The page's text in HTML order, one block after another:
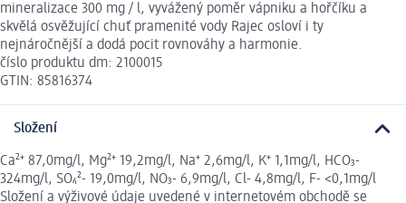
mineralizace 300 mg / l, vyvážený poměr vápniku a hořčíku a
skvělá osvěžující chuť pramenité vody Rajec osloví i ty
nejnáročnější a dodá pocit rovnováhy a harmonie.
číslo produktu dm: 2100015
GTIN: 85816374
Složení
Ca²⁺ 87,0mg/l, Mg²⁺ 19,2mg/l, Na⁺ 2,6mg/l, K⁺ 1,1mg/l, HCO₃-
324mg/l, SO₄²- 19,0mg/l, NO₃- 6,9mg/l, Cl- 4,8mg/l, F- <0,1mg/l
Složení a výživové údaje uvedené v internetovém obchodě se